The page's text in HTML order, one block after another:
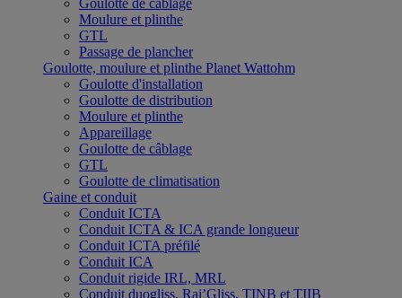
Goulotte de câblage
Moulure et plinthe
GTL
Passage de plancher
Goulotte, moulure et plinthe Planet Wattohm
Goulotte d'installation
Goulotte de distribution
Moulure et plinthe
Appareillage
Goulotte de câblage
GTL
Goulotte de climatisation
Gaine et conduit
Conduit ICTA
Conduit ICTA & ICA grande longueur
Conduit ICTA préfilé
Conduit ICA
Conduit rigide IRL, MRL
Conduit duogliss, Rai’Gliss, TINB et TIIB